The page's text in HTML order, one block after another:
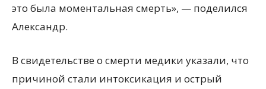
это была моментальная смерть», — поделился
Александр.
В свидетельстве о смерти медики указали, что
причиной стали интоксикация и острый